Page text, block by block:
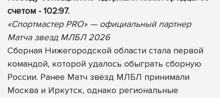
счетом - 102:97.
«Спортмастер PRO» — официальный партнер
Матча звезд МЛБЛ 2026
Сборная Нижегородской области стала первой
командой, которой удалось обыграть сборную
России. Ранее Матч звёзд МЛБЛ принимали
Москва и Иркутск, однако региональные